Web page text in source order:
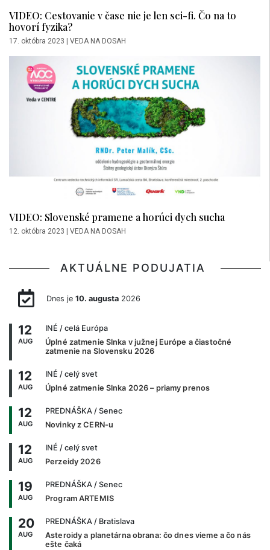
VIDEO: Cestovanie v čase nie je len sci-fi. Čo na to
hovorí fyzika?
17. októbra 2023 VEDA NA DOSAH
VIDEO: Slovenské pramene a horúci dych sucha
12. októbra 2023 | VEDA NA DOSAH
AKTUÁLNE PODUJATIA
Dnes je 10. augusta2026
12
AUG
INÉ / celá Európa
Úplné zatmenie Slnka v južnej Európe a čiastočné
zatmenie na Slovensku 2026
12
AUG
INÉ / celý svet
Úplné zatmenie Slnka 2026 – priamy prenos
12
AUG
PREDNÁŠKA / Senec
Novinky z CERN-u
12
AUG
INÉ / celý svet
Perzeidy 2026
19
AUG
PREDNÁŠKA / Senec
Program ARTEMIS
20
AUG
PREDNÁŠKA / Bratislava
Asteroidy a planetárna obrana: čo dnes vieme a čo nás
ešte čaká